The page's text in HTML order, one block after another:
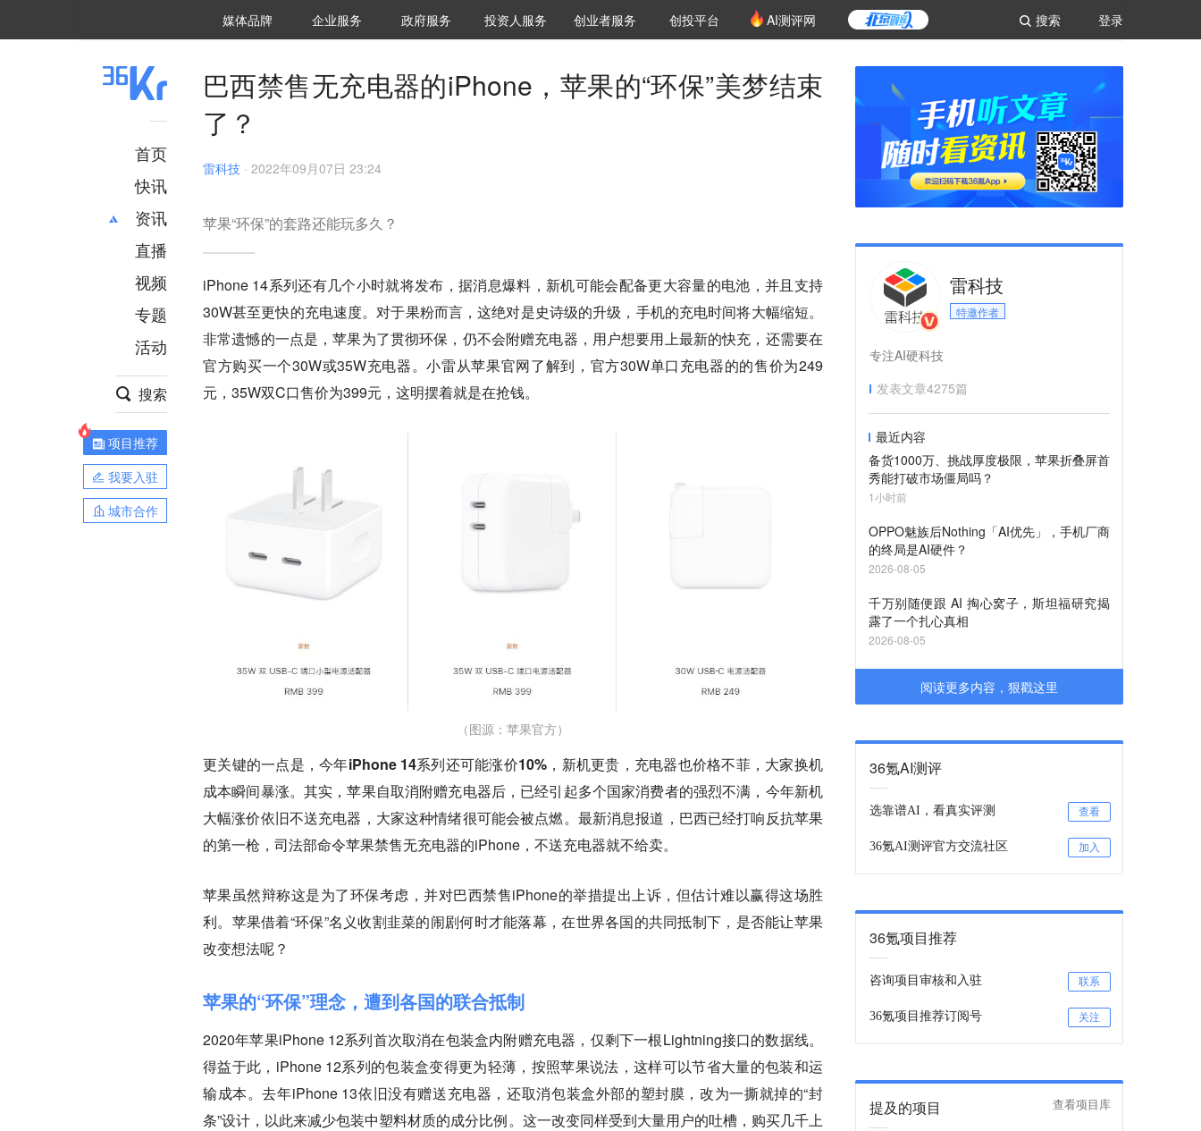
登录
搜索
媒体品牌 36Kr研究院
企业服务 城市之窗
政府服务 VClub投资机构库
投资机构职位推介
投资人服务 创投氪堂
创业者服务 创投平台 AI测评网
首页
快讯
资讯
推荐
财经
项目推荐
安徽
直播
视频
专题
活动
搜索
项目推荐
我要入驻
城市合作
巴西禁售无充电器的iPhone，苹果的“环保”美梦结束
了？
雷科技 · 2022年09月07日 23:24
苹果“环保”的套路还能玩多久？
iPhone 14系列还有几个小时就将发布，据消息爆料，新机可能会配备更大容量的电池，并且支持
30W甚至更快的充电速度。对于果粉而言，这绝对是史诗级的升级，手机的充电时间将大幅缩短。
非常遗憾的一点是，苹果为了贯彻环保，仍不会附赠充电器，用户想要用上最新的快充，还需要在
官方购买一个30W或35W充电器。小雷从苹果官网了解到，官方30W单口充电器的的售价为249
元，35W双C口售价为399元，这明摆着就是在抢钱。
（图源：苹果官方）
更关键的一点是，今年iPhone 14系列还可能涨价10%，新机更贵，充电器也价格不菲，大家换机
成本瞬间暴涨。 其实，苹果自取消附赠充电器后，已经引起多个国家消费者的强烈不满，今年新机
大幅涨价依旧不送充电器，大家这种情绪很可能会被点燃。最新消息报道，巴西已经打响反抗苹果
的第一枪，司法部命令苹果禁售无充电器的iPhone，不送充电器就不给卖。
苹果虽然辩称这是为了环保考虑，并对巴西禁售iPhone的举措提出上诉，但估计难以赢得这场胜
利。苹果借着“环保”名义收割韭菜的闹剧何时才能落幕，在世界各国的共同抵制下，是否能让苹果
改变想法呢？
苹果的“环保”理念，遭到各国的联合抵制
2020年苹果iPhone 12系列首次取消在包装盒内附赠充电器，仅剩下一根Lightning接口的数据线。
得益于此，iPhone 12系列的包装盒变得更为轻薄，按照苹果说法，这样可以节省大量的包装和运
输成本。去年iPhone 13依旧没有赠送充电器，还取消包装盒外部的塑封膜，改为一撕就掉的“封
条”设计，以此来减少包装中塑料材质的成分比例。这一改变同样受到大量用户的吐槽，购买几千上
雷科技
特邀作者
专注AI硬科技
发表文章4275篇
最近内容
备货1000万、挑战厚度极限，苹果折叠屏首
秀能打破市场僵局吗？
1小时前
OPPO魅族后Nothing「AI优先」，手机厂商
的终局是AI硬件？
2026-08-05
千万别随便跟 AI 掏心窝子，斯坦福研究揭
露了一个扎心真相
2026-08-05
阅读更多内容，狠戳这里
36氪AI测评
选靠谱AI，看真实评测 查看
36氪AI测评官方交流社区 加入
36氪项目推荐
咨询项目审核和入驻 联系
36氪项目推荐订阅号 关注
提及的项目 查看项目库